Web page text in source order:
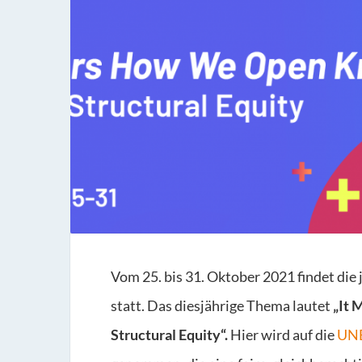
Vom 25. bis 31. Oktober 2021 findet
statt. Das diesjährige Thema lautet „It
Structural Equity“.Hier wird auf die